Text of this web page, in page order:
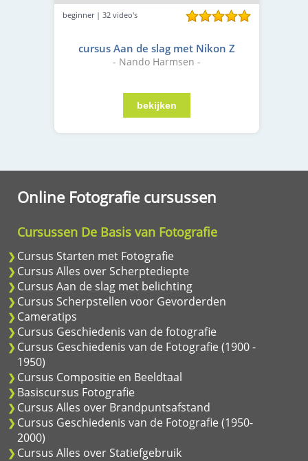
beginner | 32 video's
cursus Aan de slag met Nikon Z
- Nando Harmsen -
Online Fotografie cursussen
Cursussen De Basis van Fotografie
Cursus Starten met Fotografie
Cursus Alles over Scherptediepte
Cursus Aan de slag met belichting
Cursus Scherpstellen voor Gevorderden
Cameratips
Cursus Geschiedenis van de fotografie
Cursus Geschiedenis van de Fotografie (1900 -
1950)
Cursus Compositie en Beeldtaal
Basiscursus Fotografie
Cursus Alles over Brandpuntsafstand
Cursus Geschiedenis van de Fotografie (1950-
2000)
Cursus Alles over Statiefgebruik